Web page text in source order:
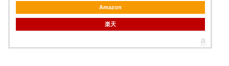
Amazon
楽天